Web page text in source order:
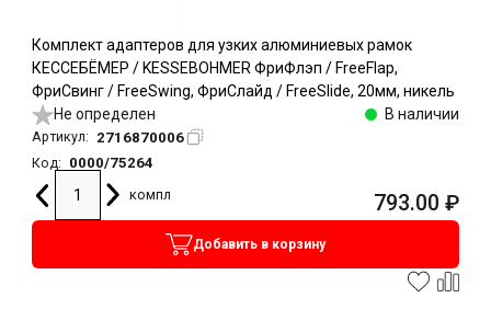
Комплект адаптеров для узких алюминиевых рамок
КЕССЕБЁМЕР / KESSEBOHMER ФриФлэп / FreeFlap,
ФриСвинг / FreeSwing, ФриСлайд / FreeSlide, 20мм, никель
Не определен
В наличии
Артикул: 2716870006
Код:
0000/75264
компл
793.00 ₽
Добавить в корзину